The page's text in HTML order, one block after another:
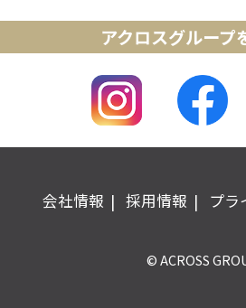
アクロスグループ
会社情報 採用情報 プラ
© ACROSS